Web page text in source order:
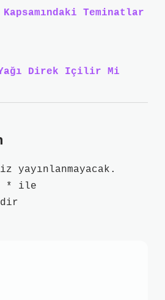
Teminatlar
Yağı Direk Içilir Mi
yayınlanmayacak.
*
ile